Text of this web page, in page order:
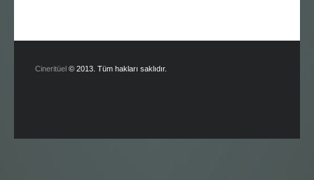
Cineritüel © 2013. Tüm hakları saklıdır.